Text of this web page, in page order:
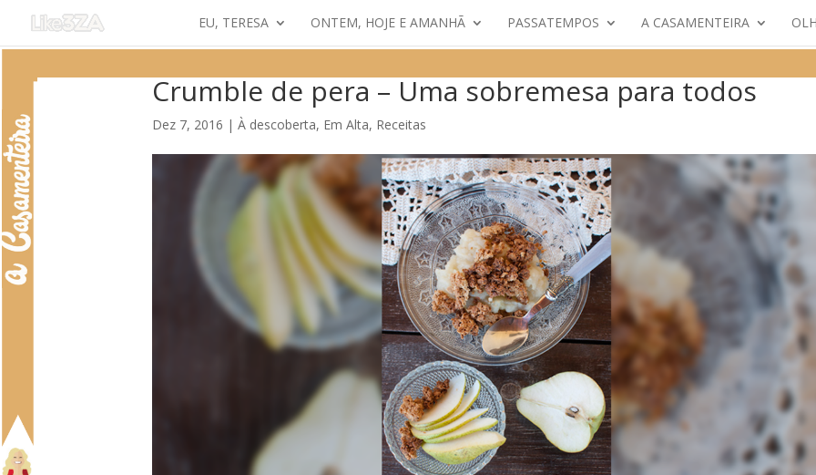
EU, TERESA ONTEM, HOJE E AMANHÃ PASSATEMPOS A CASAMENTEIRA
Crumble de pera – Uma sobremesa para todos
Dez 7, 2016 |À descoberta, Em Alta, Receitas